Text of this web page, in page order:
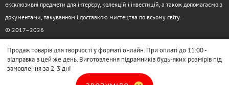
ексклюзивні предмети для інтер’єру, колекцій і інвестицій, а також допомагаємо з
документами, пакуванням і доставкою мистецтва по всьому світу.
© 2017–2026
Продаж товарів для творчості у форматі онлайн. При оплаті до 11:00 -
відправка в цей же день. Виготовлення підрамників будь-яких розмірів під
замовлення за 2-3 дні
XML-карта сайта